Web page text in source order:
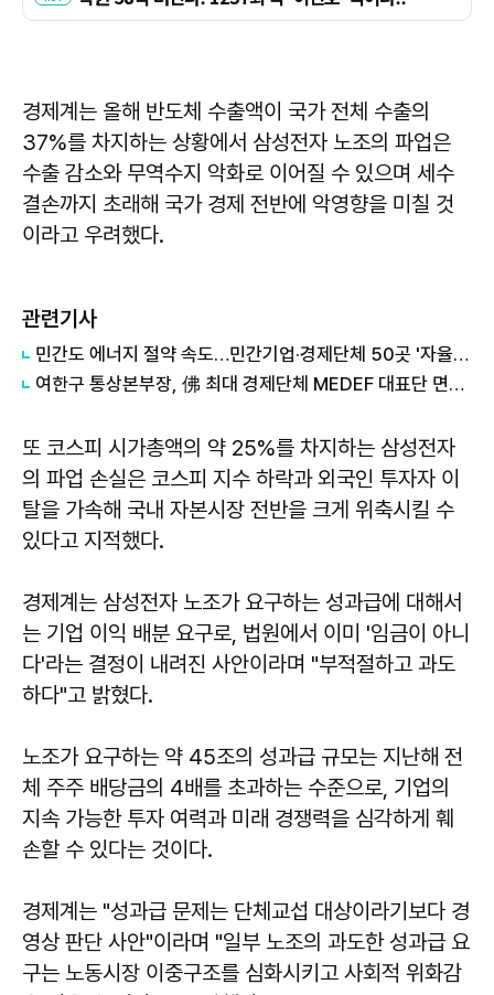
경제계는 올해 반도체 수출액이 국가 전체 수출의
37%를 차지하는 상황에서 삼성전자 노조의 파업은
수출 감소와 무역수지 악화로 이어질 수 있으며 세수
결손까지 초래해 국가 경제 전반에 악영향을 미칠 것
이라고 우려했다.
관련기사
민간도 에너지 절약 속도…민간기업·경제단체 50곳 '자율 5부제' 참여
여한구 통상본부장, 佛 최대 경제단체 MEDEF 대표단 면담…에너지 등 논의
또 코스피 시가총액의 약 25%를 차지하는 삼성전자
의 파업 손실은 코스피 지수 하락과 외국인 투자자 이
탈을 가속해 국내 자본시장 전반을 크게 위축시킬 수
있다고 지적했다.
경제계는 삼성전자 노조가 요구하는 성과급에 대해서
는 기업 이익 배분 요구로, 법원에서 이미 '임금이 아니
다'라는 결정이 내려진 사안이라며 "부적절하고 과도
하다"고 밝혔다.
노조가 요구하는 약 45조의 성과급 규모는 지난해 전
체 주주 배당금의 4배를 초과하는 수준으로, 기업의
지속 가능한 투자 여력과 미래 경쟁력을 심각하게 훼
손할 수 있다는 것이다.
경제계는 "성과급 문제는 단체교섭 대상이라기보다 경
영상 판단 사안"이라며 "일부 노조의 과도한 성과급 요
구는 노동시장 이중구조를 심화시키고 사회적 위화감